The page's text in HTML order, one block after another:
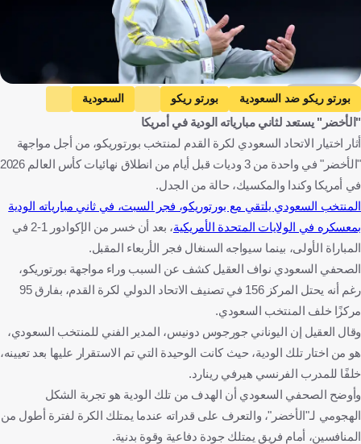
Getty Images
بورتو ريكو ضد السعودية بورتو ريكو
السعودية
المباريات الودية
جيورجوس دونيس كأس العالم
المملكة العربية السعودية
اليونان كرة قدم
"الأخضر" يستعد لثاني مبارياته الودية في أمريكا
أثار اختيار الاتحاد السعودي لكرة القدم لمنتخب بورتوريكو، من أجل مواجهة
"الأخضر" في واحدة من 3 وديات قبل أيام من انطلاق نهائيات كأس العالم 2026
في أمريكا وكندا والمكسيك، حالة من الجدل.
المنتخب السعودي يلتقي مع بورتوريكو، فجر السبت، في ثاني مبارياته الودية
بمعسكره في الولايات المتحدة الأمريكية
، بعد أن خسر من الإكوادور 1-2 في
المباراة الأولى، بينما سيواجه السنغال فجر الأربعاء المقبل.
الصحفي السعودي نواف العقيل كشف عن السبب وراء مواجهة بورتوريكو،
رغم أنه يحتل المركز 156 في تصنيف الاتحاد الدولي لكرة القدم، بفارق 95
مركزًا خلف المنتخب السعودي.
وقال العقيل إن اليوناني جورجوس دونيس، المدير الفني للمنتخب السعودي،
هو من اختار تلك الودية، حيث كانت الوحيدة التي تم الاستقرار عليها بعد تعيينه،
خلفًا للمدرب الفرنسي هيرفي رينارد.
وأوضح الصحفي السعودي أن الهدف من تلك الودية هو تجربة الشكل
الهجومي لـ"الأخضر"، والتعرف على قدراته عندما يمتلك الكرة لفترة أطول من
المنافسين، أمام فريق يمتلك جودة دفاعية وقوة بدنية.